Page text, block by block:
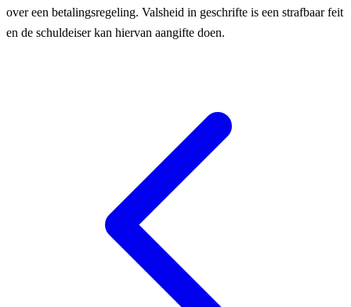
over een betalingsregeling. Valsheid in geschrifte is een strafbaar feit
en de schuldeiser kan hiervan aangifte doen.